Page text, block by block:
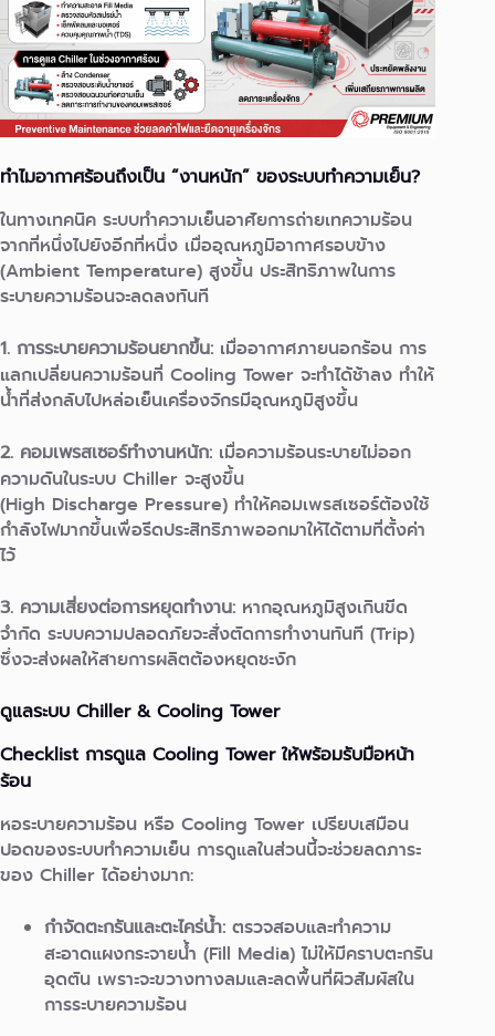
ทำไมอากาศร้อนถึงเป็น “งานหนัก” ของระบบทำความเย็น?
ในทางเทคนิค ระบบทำความเย็นอาศัยการถ่ายเทความร้อน
จากที่หนึ่งไปยังอีกที่หนึ่ง เมื่ออุณหภูมิอากาศรอบข้าง
(Ambient Temperature) สูงขึ้น ประสิทธิภาพในการ
ระบายความร้อนจะลดลงทันที
1. การระบายความร้อนยากขึ้น: เมื่ออากาศภายนอกร้อน การ
แลกเปลี่ยนความร้อนที่ Cooling Tower จะทำได้ช้าลง ทำให้
น้ำที่ส่งกลับไปหล่อเย็นเครื่องจักรมีอุณหภูมิสูงขึ้น
2. คอมเพรสเซอร์ทำงานหนัก: เมื่อความร้อนระบายไม่ออก
ความดันในระบบ Chiller จะสูงขึ้น
(High Discharge Pressure) ทำให้คอมเพรสเซอร์ต้องใช้
กำลังไฟมากขึ้นเพื่อรีดประสิทธิภาพออกมาให้ได้ตามที่ตั้งค่า
ไว้
3. ความเสี่ยงต่อการหยุดทำงาน: หากอุณหภูมิสูงเกินขีด
จำกัด ระบบความปลอดภัยจะสั่งตัดการทำงานทันที (Trip)
ซึ่งจะส่งผลให้สายการผลิตต้องหยุดชะงัก
ดูแลระบบ Chiller & Cooling Tower
Checklist การดูแล Cooling Tower ให้พร้อมรับมือหน้า
ร้อน
หอระบายความร้อน หรือ Cooling Tower เปรียบเสมือน
ปอดของระบบทำความเย็น การดูแลในส่วนนี้จะช่วยลดภาระ
ของ Chiller ได้อย่างมาก:
กำจัดตะกรันและตะไคร่น้ำ: ตรวจสอบและทำความ
สะอาดแผงกระจายน้ำ (Fill Media) ไม่ให้มีคราบตะกรัน
อุดตัน เพราะจะขวางทางลมและลดพื้นที่ผิวสัมผัสใน
การระบายความร้อน